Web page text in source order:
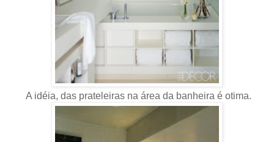
A idéia, das prateleiras na área da banheira é otima.